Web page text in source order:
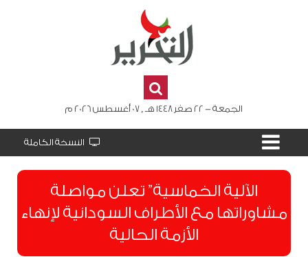
الجمعة - 22 صفر 1448 هـ , 07 أغسطس 2026 م
النسخة الكاملة
الآلية الخماسية” تعلن مواصلة
مشاوراتها مع الأطراف السودانية لإنهاء
الأزمة الحالية